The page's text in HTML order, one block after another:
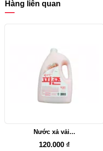
Hàng liên quan
Nước xả vải...
120.000 ₫